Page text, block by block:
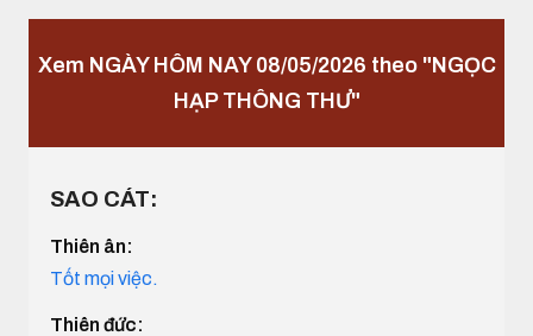
Xem NGÀY HÔM NAY 08/05/2026 theo "NGỌC
HẠP THÔNG THƯ"
SAO CÁT:
Thiên ân:
Tốt mọi việc.
Thiên đức: